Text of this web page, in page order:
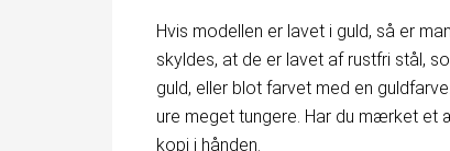
Hvis modellen er lavet i guld, så er
skyldes, at de er lavet af rustfri stål,
guld, eller blot farvet med en
ure meget tungere. Har du mærket et
kopi i hånden.